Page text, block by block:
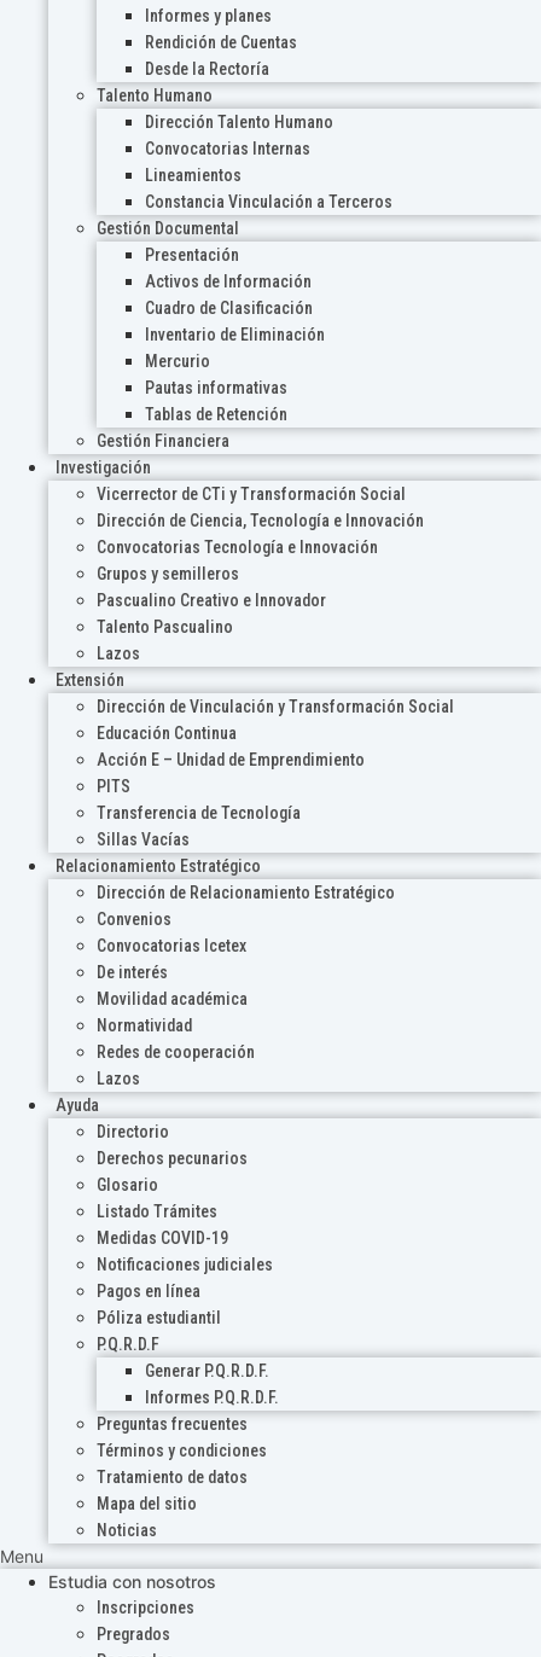
Informes y planes
Rendición de Cuentas
Desde la Rectoría
Talento Humano
Dirección Talento Humano
Convocatorias Internas
Lineamientos
Constancia Vinculación a Terceros
Gestión Documental
Presentación
Activos de Información
Cuadro de Clasificación
Inventario de Eliminación
Mercurio
Pautas informativas
Tablas de Retención
Gestión Financiera
Investigación
Vicerrector de CTi y Transformación Social
Dirección de Ciencia, Tecnología e Innovación
Convocatorias Tecnología e Innovación
Grupos y semilleros
Pascualino Creativo e Innovador
Talento Pascualino
Lazos
Extensión
Dirección de Vinculación y Transformación Social
Educación Continua
Acción E – Unidad de Emprendimiento
PITS
Transferencia de Tecnología
Sillas Vacías
Relacionamiento Estratégico
Dirección de Relacionamiento Estratégico
Convenios
Convocatorias Icetex
De interés
Movilidad académica
Normatividad
Redes de cooperación
Lazos
Ayuda
Directorio
Derechos pecunarios
Glosario
Listado Trámites
Medidas COVID-19
Notificaciones judiciales
Pagos en línea
Póliza estudiantil
P.Q.R.D.F
Generar P.Q.R.D.F.
Informes P.Q.R.D.F.
Preguntas frecuentes
Términos y condiciones
Tratamiento de datos
Mapa del sitio
Noticias
Menu
Estudia con nosotros
Inscripciones
Pregrados